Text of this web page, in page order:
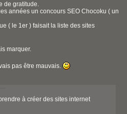
de gratitude.
années un concours SEO Chocoku ( un
( le 1er ) faisait la liste des sites
marquer.
pas être mauvais.
à créer des sites internet